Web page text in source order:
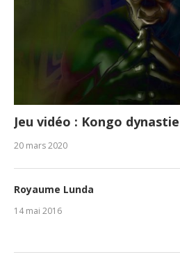
Jeu vidéo : Kongo dynastie
20 mars 2020
Royaume Lunda
14 mai 2016